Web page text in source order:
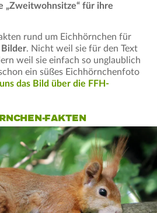
„Zweitwohnsitze“ für ihre
rund um Eichhörnchen für
. Nicht weil sie für den Text
weil sie einfach so unglaublich
ein süßes Eichhörnchenfoto
das Bild über die FFH-
FAKTEN